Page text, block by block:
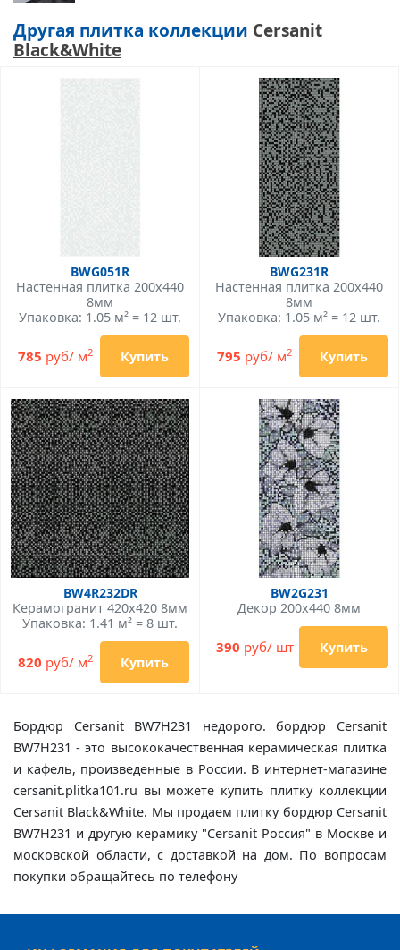
Другая плитка коллекции Cersanit
Black&White
BWG051R
Настенная плитка 200x440
8мм
Упаковка: 1.05 м² = 12 шт.
785 руб/ м2 Купить
BWG231R
Настенная плитка 200x440
8мм
Упаковка: 1.05 м² = 12 шт.
795 руб/ м2 Купить
BW4R232DR
Керамогранит 420x420 8мм
Упаковка: 1.41 м² = 8 шт.
820 руб/ м2 Купить
BW2G231
Декор 200x440 8мм
390 руб/ шт Купить
Бордюр Cersanit BW7H231 недорого. бордюр Cersanit
BW7H231 - это высококачественная керамическая плитка
и кафель, произведенные в России. В интернет-магазине
cersanit.plitka101.ru вы можете купить плитку коллекции
Cersanit Black&White. Мы продаем плитку бордюр Cersanit
BW7H231 и другую керамику "Cersanit Россия" в Москве и
московской области, с доставкой на дом. По вопросам
покупки обращайтесь по телефону